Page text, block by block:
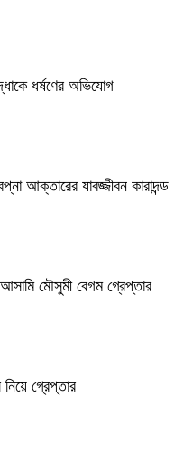
ধর্ষণের অভিযোগ
আক্তারের যাবজ্জীবন কারাদন্ড
মৌসুমী বেগম গ্রেপ্তার
গ্রেপ্তার